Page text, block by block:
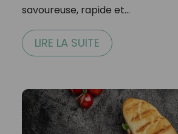
savoureuse, rapide et…
LIRE LA SUITE